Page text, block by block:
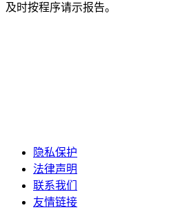
及时按程序请示报告。
隐私保护
法律声明
联系我们
友情链接